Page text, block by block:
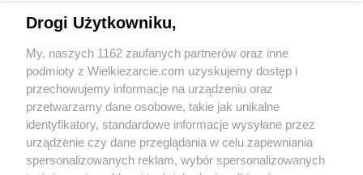
Drogi Użytkowniku,
My, naszych 1162 zaufanych partnerów oraz inne
podmioty z Wielkiezarcie.com uzyskujemy dostęp i
przechowujemy informacje na urządzeniu oraz
przetwarzamy dane osobowe, takie jak unikalne
identyfikatory, standardowe informacje wysyłane przez
urządzenie czy dane przeglądania w celu zapewniania
spersonalizowanych reklam, wybór spersonalizowanych